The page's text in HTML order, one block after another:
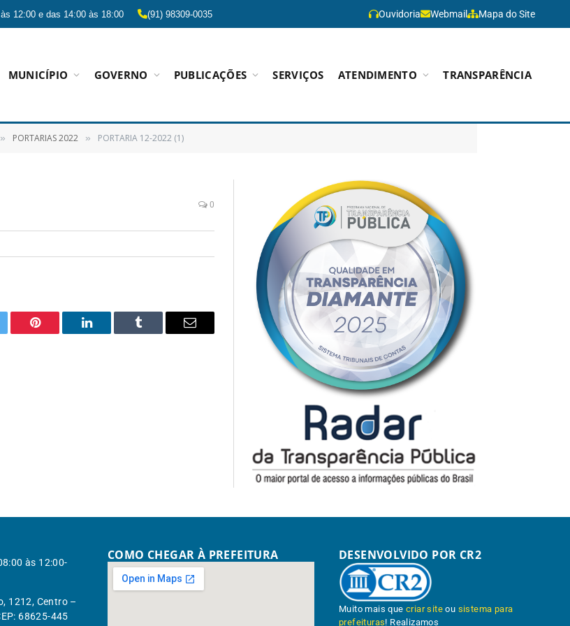
12:00 e das 14:00 às 18:00 (91) 98309-0035 Ouvidoria Webmail Mapa do Site
MUNICÍPIO GOVERNO PUBLICAÇÕES SERVIÇOS ATENDIMENTO TRANSPARÊNCIA
» PORTARIAS 2022 » PORTARIA 12-2022 (1)
0
Pinterest LinkedIn Tumblr Email
às 12:00-
1212, Centro –
68625-445
COMO CHEGAR À PREFEITURA DESENVOLVIDO POR CR2
Muito mais quecriar site ou sistema para
prefeituras! Realizamos